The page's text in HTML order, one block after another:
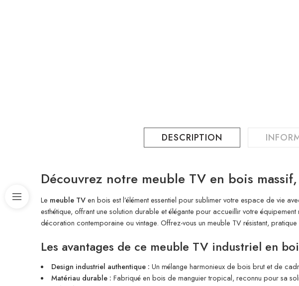
DESCRIPTION
Découvrez notre meuble TV en bois
Le meuble TVen bois est l’élément essentiel pour sublimer votre espace de vie
esthétique, offrant une solution durable et élégante pour accueillir votre
décoration contemporaine ou vintage. Offrez-vous un meuble TV résistant,
Les avantages de ce meuble TV industriel en
Design industriel authentique : Un mélange harmonieux de bois brut et de
Matériau durable : Fabriqué en bois de manguier tropical, reconnu pour sa